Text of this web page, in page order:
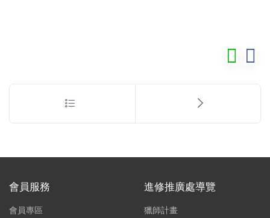
會員服務
會員專區
進修推廣處導覽
獵師計畫